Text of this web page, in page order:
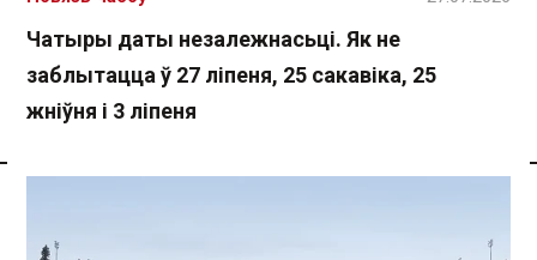
Чатыры даты незалежнасьці. Як не
заблытацца ў 27 ліпеня, 25 сакавіка, 25
жніўня і 3 ліпеня